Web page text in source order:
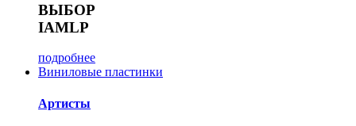
ВЫБОР
IAMLP
подробнее
Виниловые пластинки
Артисты